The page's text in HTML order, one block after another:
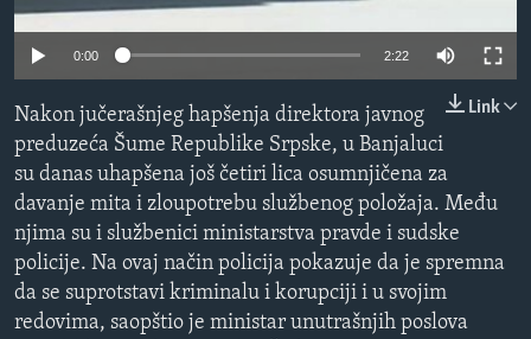
Learning English
PRATITE NAS
Jezici
0:00 2:22
Link
Nakon jučerašnjeg hapšenja direktora javnog
preduzeća Šume Republike Srpske, u Banjaluci
su danas uhapšena još četiri lica osumnjičena za
davanje mita i zloupotrebu službenog položaja. Među
njima su i službenici ministarstva pravde i sudske
policije. Na ovaj način policija pokazuje da je spremna
da se suprotstavi kriminalu i korupciji i u svojim
redovima, saopštio je ministar unutrašnjih poslova